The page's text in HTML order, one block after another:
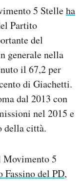
5 Stelleha
Partito
del
generale nella
il 67,2 per
di Giachetti.
dal 2013 con
nel 2015 e
della città.
Movimento 5
Fassino del PD,